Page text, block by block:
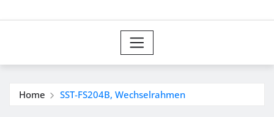
Home SST-FS204B, Wechselrahmen